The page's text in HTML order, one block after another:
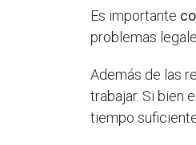
Es importante
problemas
Además de las
trabajar. Si bien
tiempo